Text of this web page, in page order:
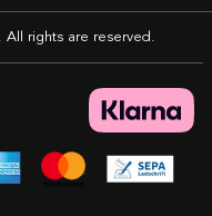
All rights are reserved.